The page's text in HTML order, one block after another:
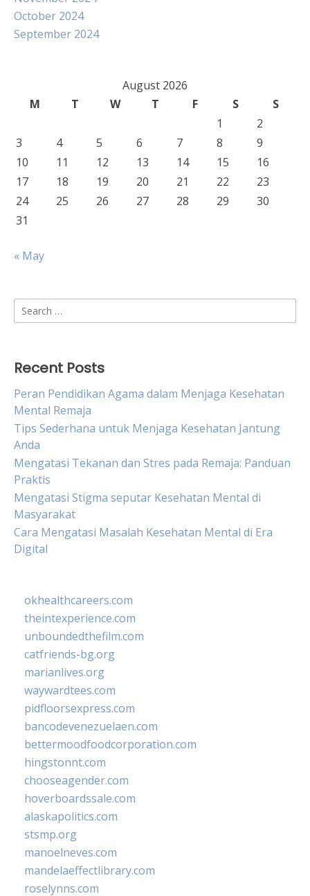
October 2024
September 2024
August 2026
M
T W T F S
S
1
2
3
4 5 6 7 8
9
10
11 12 13 14 15
16
17
18 19 20 21 22
23
24
25 26 27 28 29
30
31
« May
Search
for:
Recent Posts
Peran Pendidikan Agama dalam Menjaga Kesehatan
Mental Remaja
Tips Sederhana untuk Menjaga Kesehatan Jantung
Anda
Mengatasi Tekanan dan Stres pada Remaja: Panduan
Praktis
Mengatasi Stigma seputar Kesehatan Mental di
Masyarakat
Cara Mengatasi Masalah Kesehatan Mental di Era
Digital
okhealthcareers.com
theintexperience.com
unboundedthefilm.com
catfriends-bg.org
marianlives.org
waywardtees.com
pidfloorsexpress.com
bancodevenezuelaen.com
bettermoodfoodcorporation.com
hingstonnt.com
chooseagender.com
hoverboardssale.com
alaskapolitics.com
stsmp.org
manoelneves.com
mandelaeffectlibrary.com
roselynns.com